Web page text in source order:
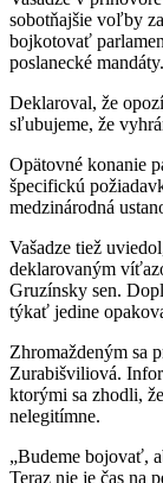
sobotňajšie voľby
bojkotovať
poslanecké mandáty.
Deklaroval, že
sľubujeme, že
Opätovné konanie
špecifickú
medzinárodná
Vašadze tiež
deklarovaným
Gruzínsky sen.
týkať jedine
Zhromaždeným sa
Zurabišviliová.
ktorými sa zhodli,
nelegitímne.
„Budeme bojovať,
Teraz nie je čas na